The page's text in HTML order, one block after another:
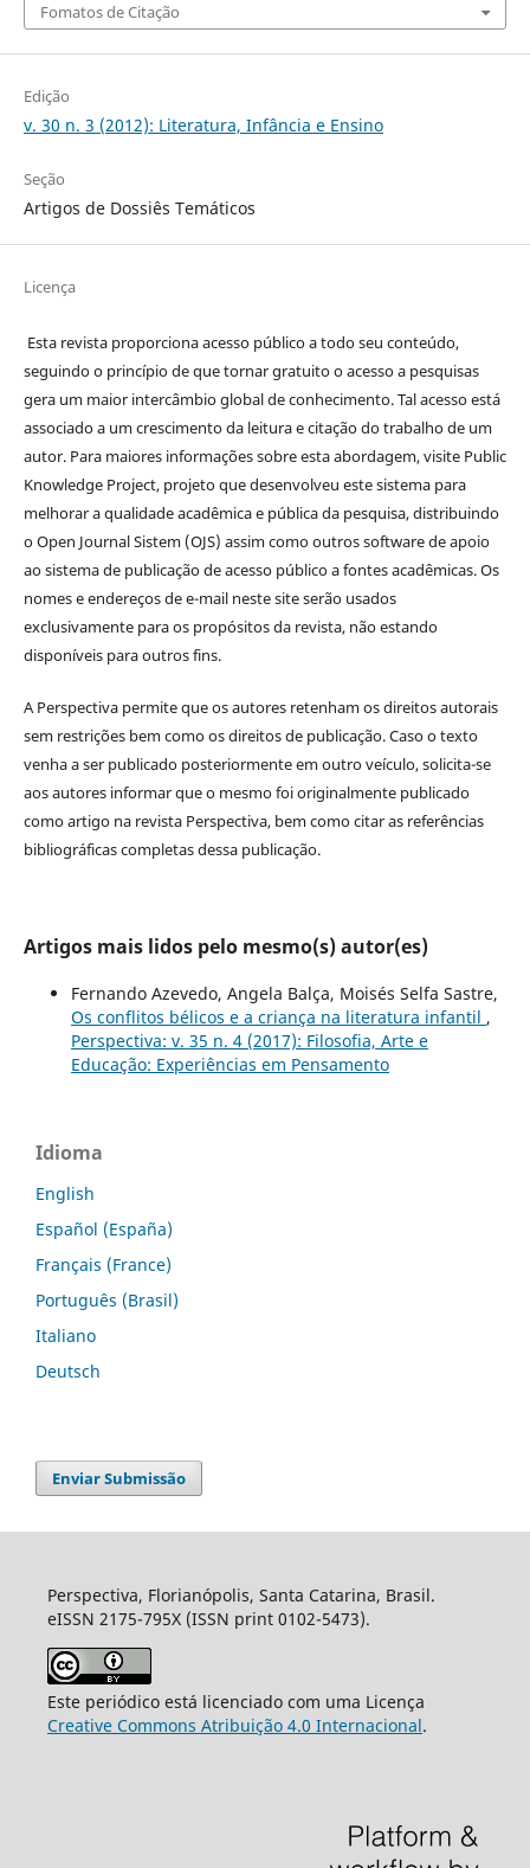
Fomatos de Citação
Edição
v. 30 n. 3 (2012): Literatura, Infância e Ensino
Seção
Artigos de Dossiês Temáticos
Licença
Esta revista proporciona acesso público a todo seu conteúdo,
seguindo o princípio de que tornar gratuito o acesso a pesquisas
gera um maior intercâmbio global de conhecimento. Tal acesso está
associado a um crescimento da leitura e citação do trabalho de um
autor. Para maiores informações sobre esta abordagem, visite Public
Knowledge Project, projeto que desenvolveu este sistema para
melhorar a qualidade acadêmica e pública da pesquisa, distribuindo
o Open Journal Sistem (OJS) assim como outros software de apoio
ao sistema de publicação de acesso público a fontes acadêmicas. Os
nomes e endereços de e-mail neste site serão usados
exclusivamente para os propósitos da revista, não estando
disponíveis para outros fins.
A Perspectiva permite que os autores retenham os direitos autorais
sem restrições bem como os direitos de publicação. Caso o texto
venha a ser publicado posteriormente em outro veículo, solicita-se
aos autores informar que o mesmo foi originalmente publicado
como artigo na revista Perspectiva, bem como citar as referências
bibliográficas completas dessa publicação.
Artigos mais lidos pelo mesmo(s) autor(es)
Fernando Azevedo, Angela Balça, Moisés Selfa Sastre,
Os conflitos bélicos e a criança na literatura infantil ,
Perspectiva: v. 35 n. 4 (2017): Filosofia, Arte e
Educação: Experiências em Pensamento
Idioma
English
Español (España)
Français (France)
Português (Brasil)
Italiano
Deutsch
Enviar Submissão
Perspectiva, Florianópolis, Santa Catarina, Brasil.
eISSN 2175-795X (ISSN print 0102-5473).
Este periódico está licenciado com uma Licença
Creative Commons Atribuição 4.0 Internacional.